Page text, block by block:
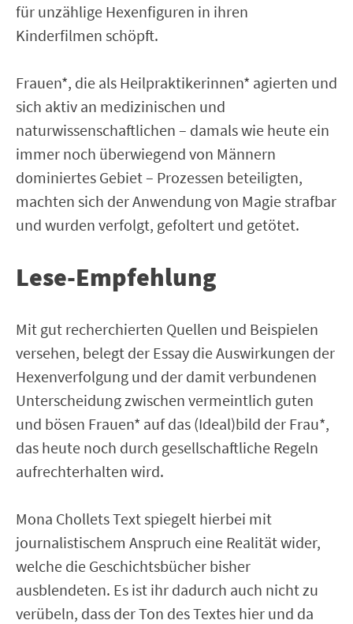
für unzählige Hexenfiguren in ihren
Kinderfilmen schöpft.
Frauen*, die als Heilpraktikerinnen* agierten und
sich aktiv an medizinischen und
naturwissenschaftlichen – damals wie heute ein
immer noch überwiegend von Männern
dominiertes Gebiet – Prozessen beteiligten,
machten sich der Anwendung von Magie strafbar
und wurden verfolgt, gefoltert und getötet.
Lese-Empfehlung
Mit gut recherchierten Quellen und Beispielen
versehen, belegt der Essay die Auswirkungen der
Hexenverfolgung und der damit verbundenen
Unterscheidung zwischen vermeintlich guten
und bösen Frauen* auf das (Ideal)bild der Frau*,
das heute noch durch gesellschaftliche Regeln
aufrechterhalten wird.
Mona Chollets Text spiegelt hierbei mit
journalistischem Anspruch eine Realität wider,
welche die Geschichtsbücher bisher
ausblendeten. Es ist ihr dadurch auch nicht zu
verübeln, dass der Ton des Textes hier und da